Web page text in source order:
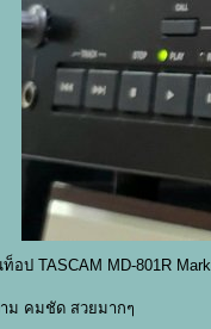
ท็อป TASCAM MD-801R
ม คมชัด สวยมากๆ